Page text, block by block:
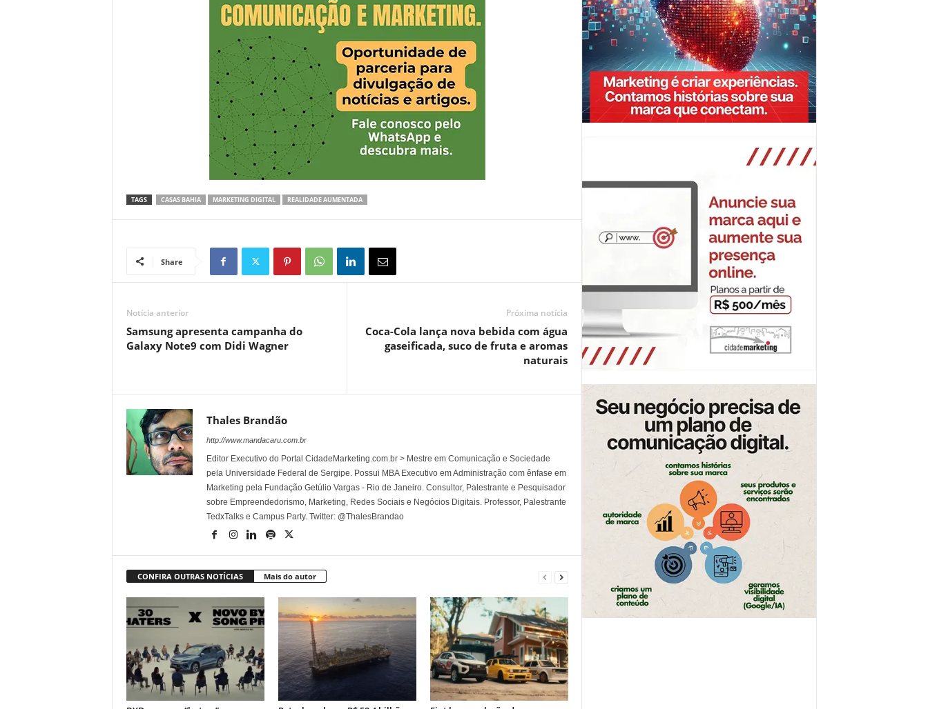
TAGS CASAS BAHIA MARKETING DIGITAL REALIDADE AUMENTADA
Share
Notícia anterior
Samsung apresenta campanha do
Galaxy Note9 com Didi Wagner
Próxima notícia
Coca-Cola lança nova bebida com água
gaseificada, suco de fruta e aromas
naturais
Thales Brandão
http://www.mandacaru.com.br
Editor Executivo do Portal CidadeMarketing.com.br > Mestre em Comunicação e Sociedade
pela Universidade Federal de Sergipe. Possui MBA Executivo em Administração com ênfase em
Marketing pela Fundação Getúlio Vargas - Rio de Janeiro. Consultor, Palestrante e Pesquisador
sobre Empreendedorismo, Marketing, Redes Sociais e Negócios Digitais. Professor, Palestrante
TedxTalks e Campus Party. Twitter: @ThalesBrandao
CONFIRA OUTRAS NOTÍCIAS Mais do autor